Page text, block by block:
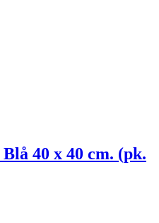
40 x 40 cm. (pk.